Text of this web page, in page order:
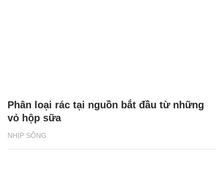
NHỊP SỐNG
Phân loại rác tại nguồn bắt đầu từ những
vỏ hộp sữa